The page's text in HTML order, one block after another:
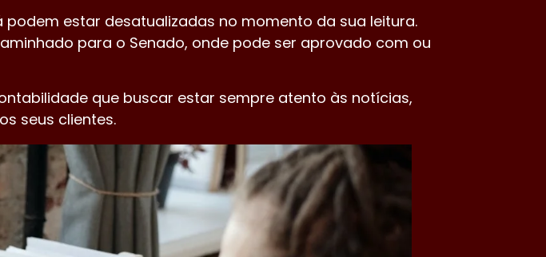
estar desatualizadas no momento da sua leitura.
para o Senado, onde pode ser aprovado com ou
que buscar estar sempre atento às notícias,
seus clientes.